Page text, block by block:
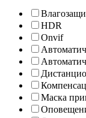
HDR
Onvif
Маска